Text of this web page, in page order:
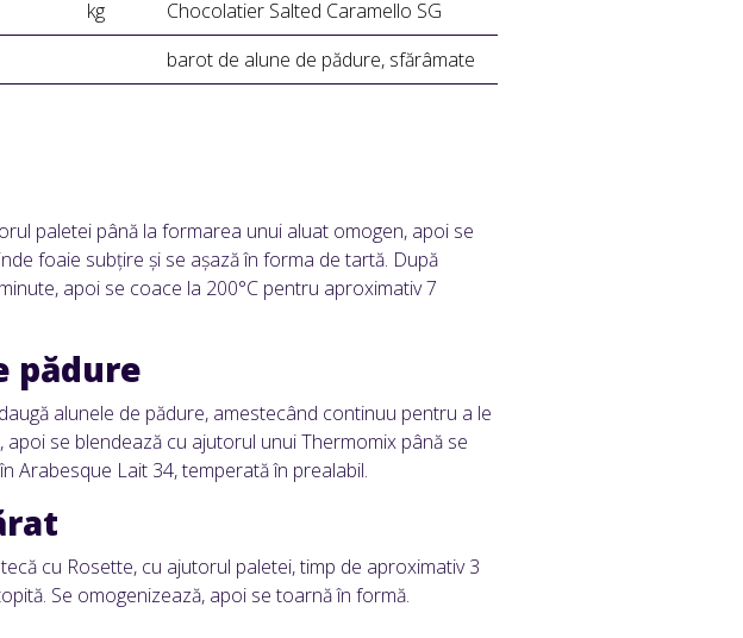
kg
Chocolatier Salted Caramello SG
barot de alune de pădure, sfărâmate
paletei până la formarea unui aluat omogen, apoi se
foaie subțire și se așază în forma de tartă. După
apoi se coace la 200°C pentru aproximativ 7
pădure
alunele de pădure, amestecând continuu pentru a le
apoi se blendează cu ajutorul unui Thermomix până se
Arabesque Lait 34, temperată în prealabil.
cu Rosette, cu ajutorul paletei, timp de aproximativ 3
Se omogenizează, apoi se toarnă în formă.